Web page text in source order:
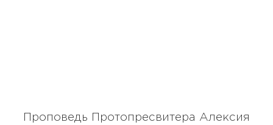
Проповедь Протопресвитера Алексия